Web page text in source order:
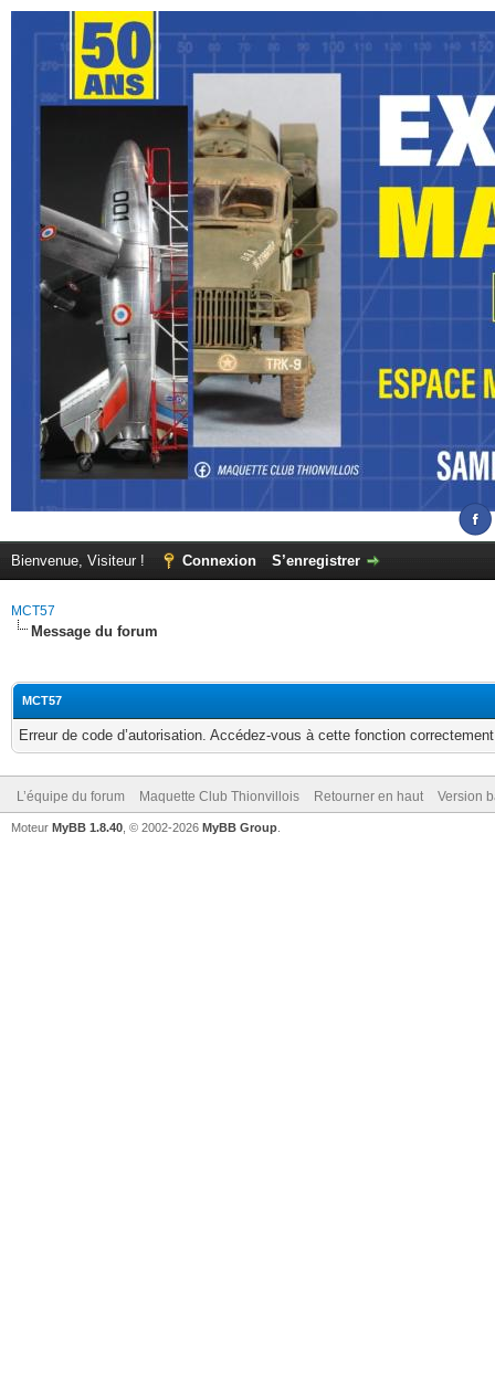
Bienvenue, Visiteur ! Connexion S’enregistrer
MCT57
Message du forum
MCT57
Erreur de code d’autorisation. Accédez-vous à cette fonction
L’équipe du forum Maquette Club Thionvillois Retourner en haut Version
Moteur MyBB 1.8.40 , © 2002-2026 MyBB Group